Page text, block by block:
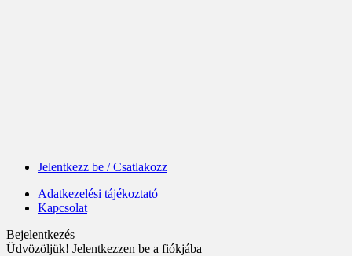
Jelentkezz be / Csatlakozz
Adatkezelési tájékoztató
Kapcsolat
Bejelentkezés
Üdvözöljük! Jelentkezzen be a fiókjába